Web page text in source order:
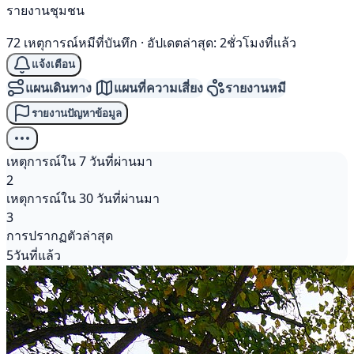
รายงานชุมชน
72 เหตุการณ์หมีที่บันทึก · อัปเดตล่าสุด: 2ชั่วโมงที่แล้ว
แจ้งเตือน
แผนเดินทาง แผนที่ความเสี่ยง รายงานหมี
รายงานปัญหาข้อมูล
เหตุการณ์ใน 7 วันที่ผ่านมา
2
เหตุการณ์ใน 30 วันที่ผ่านมา
3
การปรากฏตัวล่าสุด
5วันที่แล้ว